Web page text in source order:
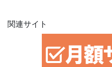
関連サイト